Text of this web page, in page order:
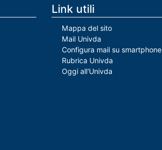
Link utili
Mappa del sito
Mail Univda
Configura mail su smartphone
Rubrica Univda
Oggi all'Univda